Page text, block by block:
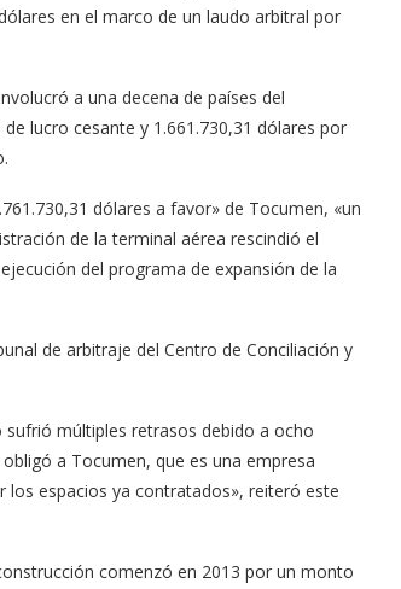
en el marco de un laudo arbitral por
a una decena de países del
lucro cesante y 1.661.730,31 dólares por
dólares a favor» de Tocumen, «un
de la terminal aérea rescindió el
del programa de expansión de la
de arbitraje del Centro de Conciliación y
múltiples retrasos debido a ocho
a Tocumen, que es una empresa
espacios ya contratados», reiteró este
comenzó en 2013 por un monto